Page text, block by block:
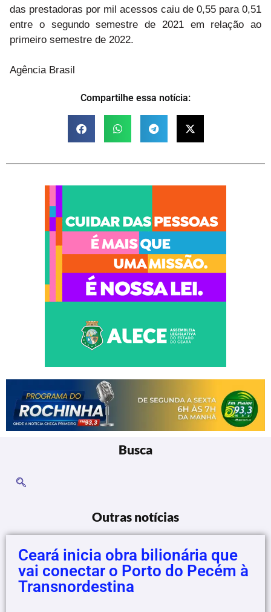
das prestadoras por mil acessos caiu de 0,55 para 0,51
entre o segundo semestre de 2021 em relação ao
primeiro semestre de 2022.
Agência Brasil
Compartilhe essa notícia:
Busca
Outras notícias
Ceará inicia obra bilionária que
vai conectar o Porto do Pecém à
Transnordestina